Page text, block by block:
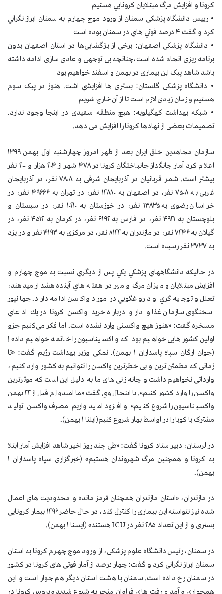
كرونا و افزايش مرگ مبتلايان كرونايي هستيم
• رييس دانشگاه پزشکی سمنان از ورود موج چهارم به سمنان ابراز نگراني
كرد و گفت ۴ درصد فوتي هاي در سمنان بوده است
• دانشگاه پزشکی اصفهان: برخی از بازگشایی‌ها در استان اصفهان بدون
برنامه ریزی انجام شده است،چنانچه بی توجهی و عادی سازی ادامه داشته
باشد شاهد پیک این بیماری در بهمن و اسفند خواهیم بود
• دانشگاه پزشکی گلستان: بستری ها افزايشي اشت. هنوز در پیک سوم
هستيم و زمان زیادی لازم است تا از آن خارج شویم
• شبکه بهداشت کهگیلویه: هیچ منطقه سفیدی در اینجا وجود ندارد.
تصمیمات بعضی از نهادها کرونا را افزایش می دهد.
سازمان مجاهدين خلق ايران بعد از ظهر امروز چهارشنبه اول بهمن ۱۳۹۹
اعلام كرد آمار جانگداز جانباختگان كرونا در ۴۷۸ شهر از ۲۰۴ هزار و ۲۰۰ نفر
بيشتر است. شمار قربانيان در آذربایجان شرقی به ۷۸۰۸ نفر، در آذربایجان
غربی به ۷۵۰۸ نفر، در اصفهان به ۱۲۸۸۰ نفر، در تهران به ۴۹۶۶۶ نفر، در
خراسان رضوی به ۱۳۸۳۵ نفر، در خوزستان به ۱۰۲۱۰ نفر، در سیستان و
بلوچستان به ۴۹۲۱ نفر، در فارس به ۶۱۹۲ نفر، در کرمان به ۴۵۱۲ نفر، در
گیلان به ۷۲۴۶ نفر، در مازندران به ۸۱۲۲ نفر، در مرکزی به ۴۱۹۳ نفر و در یزد
به ۳۷۳۷ نفر رسیده است.
در حاليكه دانشگاههاي پزشكي يكي پس از ديگري نسبت به موج چهارم و
افزايش مبتلايان و ميزان مرگ و مير در هفته هاي آينده هشدار ميدهند،
تعلل و توجيه گري و دروغگويي در مورد واكسن ادامه دارد. جهانپور
سخنگوی سازمان غذا و دارو درباره خرید واکسن کرونا در يك ادعاي
مسخره گفت: «هنوز هیچ واکسنی وارد نشده است. اما فکر می‌کنیم جزو
اولین کشور‌هایی خواهیم بود که واکسیناسیون را خاتمه خواهیم داد»!
(جوان ارگان سپاه پاسداران ۱ بهمن). نمکی وزیر بهداشت رژیم گفت: «تا
زمانی که مطمئن ترین و بی خطرترین واکسن را نتوانیم به کشور وارد کنیم،
وارداتی نخواهیم داشت و چانه زنی های ما به دلیل این است که موثرترین
واکسن را وارد کشور کنیم». با اينحال وي گفت «ما امیدوارم قبل از ۲۲ بهمن
واکسیناسیون را شروع کنیم» و افزود امیدواریم مصرف واکسن تولید
مشترک با كوبا را در اواسط بهار شروع كنيم(ایلنا ۱ بهمن).
در لرستان، دبیر ستاد کرونا گفت: «طی چند روز اخیر شاهد افزایش آمار ابتلا
به کرونا و همچنین مرگ شهروندان هستیم» (خبرگزاری سپاه پاسداران ۱
بهمن).
در مازندران، «استان مازندران همچنان قرمز مانده و محدودیت های اعمال
شده نیز نتواسته این بیماری را کنترل کند، در حال حاضر ۱۲۹۶ بیمار کرونایی
بستری و از این تعداد ۲۸۵ نفر در ICU هستند» (ایسنا ۱ بهمن).
در سمنان، رئیس دانشگاه علوم پزشکی، از ورود موج چهارم کرونا به استان
سمنان ابراز نگرانی کرد و گفت: چهار درصد از آمار فوتی های کرونا در کشور
در سمنان رخ داده است. سمنان با هشت استان دیگر هم جوار است و این
همجواری و آمد و رفت های فراوان منجر به شیوع شدید ویروس کرونا در